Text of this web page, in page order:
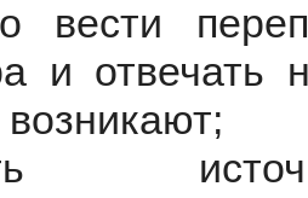
вести
и отвечать